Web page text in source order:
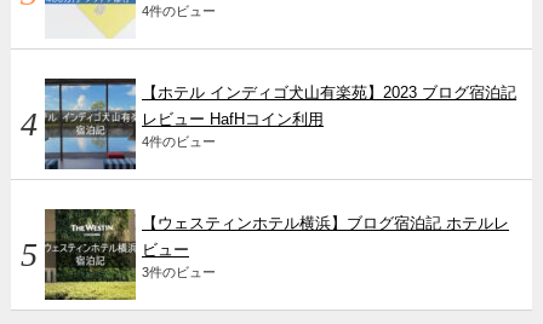
4件のビュー
【ホテル インディゴ犬山有楽苑】2023 ブログ宿泊記
レビュー HafHコイン利用
4件のビュー
【ウェスティンホテル横浜】ブログ宿泊記 ホテルレ
ビュー
3件のビュー